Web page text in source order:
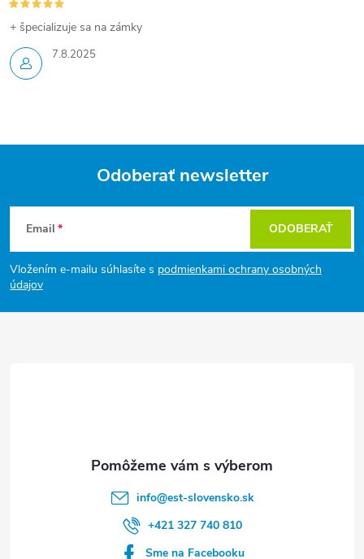
7.8.2025
+ špecializuje sa na zámky
Z
á
p
Odoberať newsletter
Email
Vložením e-mailu súhlasíte s podmienkami ochrany osobných
údajov
ODOBERAŤ
info@est-slovensko.sk
+421 327 740 810
Sme na Facebooku